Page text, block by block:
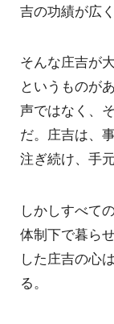
吉の功績が広
そんな庄吉が
というものが
声ではなく、
だ。庄吉は、
注ぎ続け、手
しかしすべて
体制下で暮ら
した庄吉の心
る。